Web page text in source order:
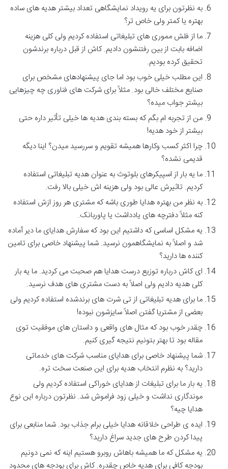
به نظرتون برای یه رویداد نمایشگاهی تعداد بیشتر هدیه های ساده
بهتره یا کمتر ولی خاص تر؟
ما از فلش مموری های تبلیغاتی استفاده کردیم ولی کلی هزینه
اضافه بابت از بین رفتنشون دادیم. کاش از قبل درباره برندشون
تحقیق کرده بودیم.
این مطلب خیلی خوب بود اما جای پیشنهادهای مشخص برای
صنایع مختلف خالی بود. مثلاً برای شرکت های فناوری چه چیزهایی
بیشتر جواب میده؟
من از تجربه ام بگم که بسته بندی هدیه ها خیلی تأثیر داره حتی
بیشتر از خود هدیه!
چرا اکثر کسب وکارها همیشه تقویم و سررسید میدن؟ اینا دیگه
قدیمی نشده؟
ما یه بار از اسپیکرهای بلوتوث به عنوان هدیه تبلیغاتی استفاده
کردیم. تاثیرش عالی بود ولی هزینه اش خیلی بالا رفت.
به نظر من بهتره هدایا طوری باشه که مشتری هر روز ازش استفاده
کنه مثلاً دفترچه های یادداشت یا پاوربانک.
یه مشکل اساسی که داشتیم این بود که سفارش هدایای ما دیر آماده
شد و اصلاً به نمایشگاهمون نرسید. شما پیشنهاد خاصی برای تامین
کننده ها دارید؟
ای کاش درباره توزیع درست هدایا هم صحبت می کردید. ما یه بار
کلی هدیه دادیم ولی اصلاً به دست مشتری های هدف نرسید.
ما برای هدیه تبلیغاتی از تی شرت های برندشده استفاده کردیم ولی
بعضی از مشتریا گفتن اصلاً سایزشون نبوده!
چقدر خوب بود که مثال های واقعی و داستان های موفقیت توی
مقاله بود تا بهتر بتونیم نتیجه گیری کنیم.
شما پیشنهاد خاصی برای هدایای مناسب شرکت های خدماتی
دارید؟ به نظرم انتخاب هدیه برای این صنعت سخت تره.
یه بار ما برای تبلیغات از هدایای خوراکی استفاده کردیم ولی
موندگاری نداشت و خیلی زود فراموش شد. نظرتون درباره این نوع
هدایا چیه؟
ایده ی طراحی خلاقانه هدایا خیلی برام جذاب بود. شما منابعی برای
پیدا کردن طرح های جدید سراغ دارید؟
یه مشکل که ما همیشه باهاش روبرو هستیم اینه که نمی دونیم
بودجه کافی برای هدیه خاص چقدره. کاش برای بودجه های محدود